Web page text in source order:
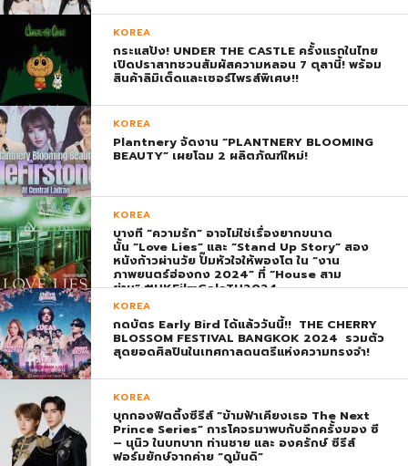
KOREA
กระแสปัง! UNDER THE CASTLE ครั้งแรกในไทย
เปิดปราสาทชวนสัมผัสความหลอน 7 ตุลานี้! พร้อม
สินค้าลิมิเต็ดและเซอร์ไพรส์พิเศษ!!
KOREA
Plantnery จัดงาน “PLANTNERY BLOOMING
BEAUTY” เผยโฉม 2 ผลิตภัณฑ์ใหม่!
KOREA
บางที “ความรัก” อาจไม่ใช่เรื่องยากขนาด
นั้น “Love Lies” และ “Stand Up Story” สอง
หนังก้าวผ่านวัย ปั๊มหัวใจให้พองโต ใน “งาน
ภาพยนตร์ฮ่องกง 2024” ที่ “House สาม
ย่าน” #HKFilmGalaTH2024
KOREA
กดบัตร Early Bird ได้แล้ววันนี้!! THE CHERRY
BLOSSOM FESTIVAL BANGKOK 2024 รวมตัว
สุดยอดศิลปินในเทศกาลดนตรีแห่งความทรงจำ!
KOREA
บุกกองฟิตติ้งซีรีส์ “ข้ามฟ้าเคียงเธอ The Next
Prince Series” การโคจรมาพบกับอีกครั้งของ ซี
– นุนิว ในบทบาท ท่านชาย และ องครักษ์ ซีรีส์
ฟอร์มยักษ์จากค่าย “ดูมันดิ”